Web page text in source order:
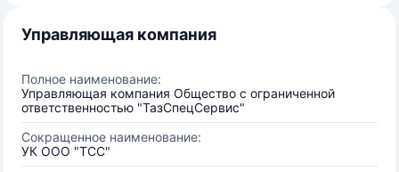
Управляющая компания
Полное наименование:
Управляющая компания Общество с ограниченной
ответственностью "ТазСпецСервис"
Сокращенное наименование:
УК ООО "ТСС"